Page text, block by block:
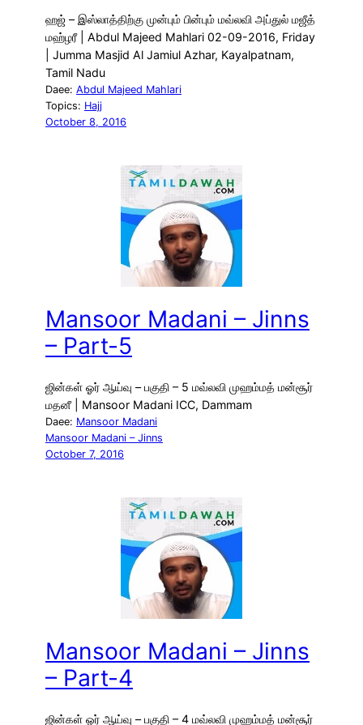
ஹஜ் – இஸ்லாத்திற்கு முன்பும் பின்பும் மவ்லவி அப்துல் மஜீத்
மஹ்ழரீ | Abdul Majeed Mahlari 02-09-2016, Friday
| Jumma Masjid Al Jamiul Azhar, Kayalpatnam,
Tamil Nadu
Daee: Abdul Majeed Mahlari
Topics: Hajj
October 8, 2016
Mansoor Madani – Jinns
– Part-5
ஜின்கள் ஓர் ஆய்வு – பகுதி – 5 மவ்லவி முஹம்மத் மன்சூர்
மதனீ | Mansoor Madani ICC, Dammam
Daee: Mansoor Madani
Mansoor Madani – Jinns
October 7, 2016
Mansoor Madani – Jinns
– Part-4
ஜின்கள் ஓர் ஆய்வு – பகுதி – 4 மவ்லவி முஹம்மத் மன்சூர்